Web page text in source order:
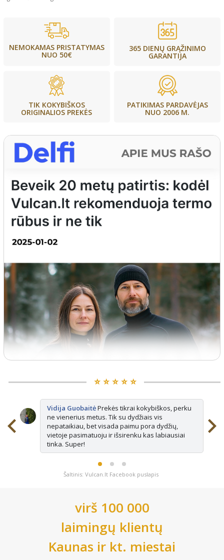
NEMOKAMAS PRISTATYMAS
NUO 50€
365 DIENŲ GRĄŽINIMO
GARANTIJA
TIK KOKYBIŠKOS
ORIGINALIOS PREKĖS
PATIKIMAS PARDAVĖJAS
NUO 2006 M.
⭐️ ⭐️ ⭐️ ⭐️ ⭐️
Vidija GuobaitėPrekės tikrai kokybiškos, perku
ne vienerius metus. Tik su dydžiais vis
nepataikiau, bet visada paimu pora dydžių,
vietoje pasimatuoju ir išsirenku kas labiausiai
tinka. Super!
Šaltinis: Vulcan.lt Facebook puslapis
virš 100 000
laimingų klientų
Kaunas ir kt. miestai